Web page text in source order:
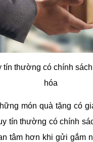
tín thường có chính
hóa
món quà tặng có
tín thường có chính
tâm hơn khi gửi gắm